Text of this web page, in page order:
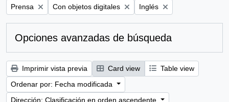
Remove filter:
Prensa Remove filter:
Con objetos digitales Remove filter:
Inglés
Opciones avanzadas de búsqueda
Imprimir vista previa Card view
Table view
Ordenar por: Fecha modificada
Dirección: Clasificación en orden ascendente